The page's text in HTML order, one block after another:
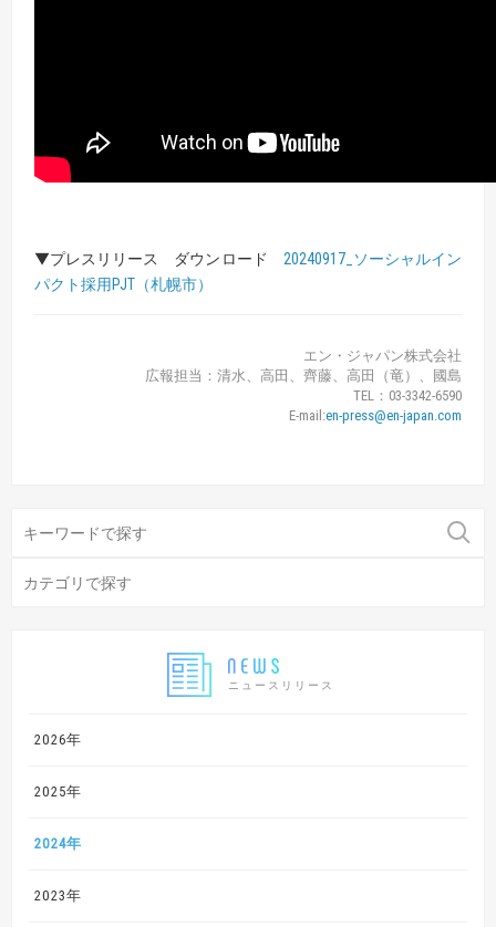
ニュースリリース
2026年
2025年
2024年
2023年
▼プレスリリース ダウンロード 20240917_ソーシャルイン
パクト採用PJT（札幌市）
エン・ジャパン株式会社
広報担当：清水、高田、齊藤、高田（竜）、國島
TEL：03-3342-6590
E-mail:en-press@en-japan.com